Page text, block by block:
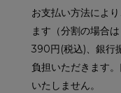
お支払い方法によ
ます（分割の場合
390円(税込)、銀行
負担いただきます
いたしません。